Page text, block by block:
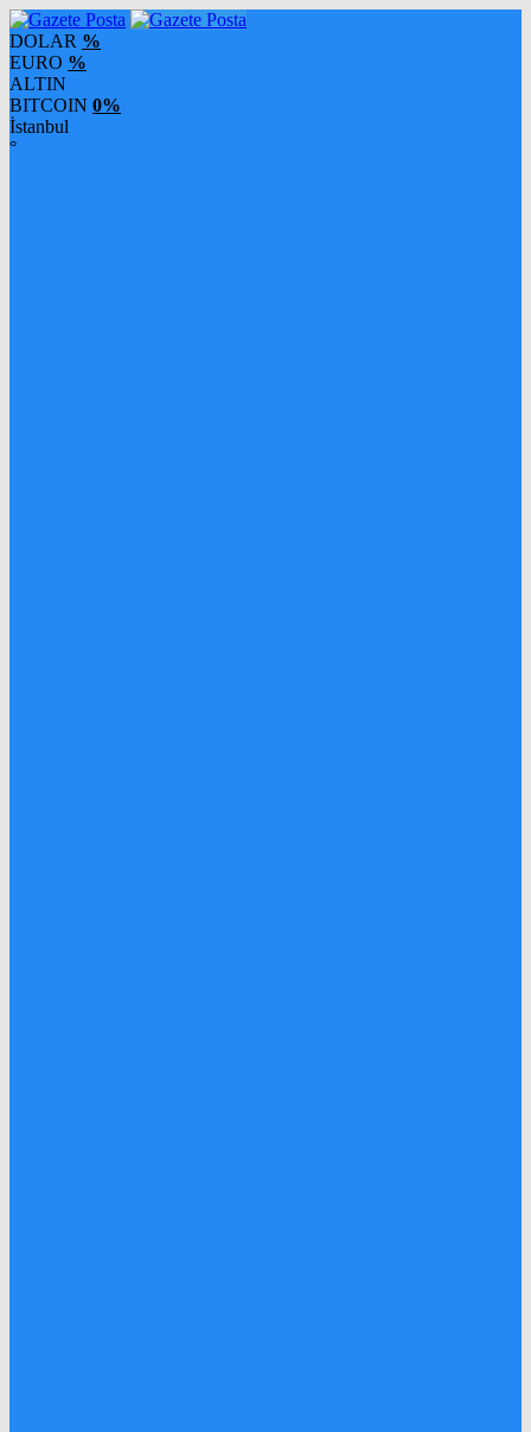
DOLAR %
EURO %
ALTIN
BITCOIN 0%
İstanbul
°